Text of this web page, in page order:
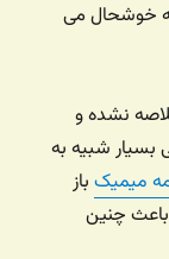
خوشحال می
نشده و
بسیار شبیه به
میمیک باز
باعث چنین